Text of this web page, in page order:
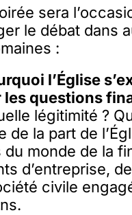
sera
le débat dans
:
l’Église
les questions
légitimité ?
de la part de
du monde de la
d’entreprise,
civile